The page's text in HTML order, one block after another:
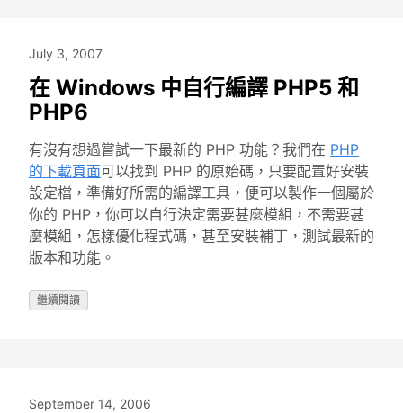
July 3, 2007
在 Windows 中自行編譯 PHP5 和
PHP6
有沒有想過嘗試一下最新的 PHP 功能？我們在 PHP
的下載頁面可以找到 PHP 的原始碼，只要配置好安裝
設定檔，準備好所需的編譯工具，便可以製作一個屬於
你的 PHP，你可以自行決定需要甚麼模組，不需要甚
麼模組，怎樣優化程式碼，甚至安裝補丁，測試最新的
版本和功能。
繼續閱讀
September 14, 2006